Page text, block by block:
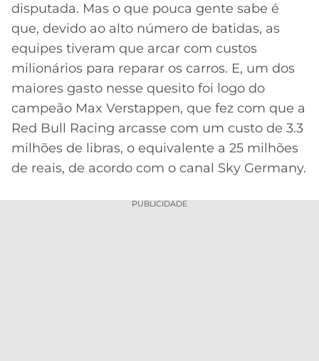
CÓDIGO
DE
INDICAÇÃO
BET365
CÓDIGO
BETANO
MELHORES
APPS
APOSTAS
CORINTHIANS
SÃO
PAULO
SANTOS
FLAMENGO
LIBERTADORES
COPA
BRASIL
PREMIER
LEAGUE
SUL-
MERCADO
DA
BOLA
PALPITES
disputada. Mas o que pouca gente sabe é
que, devido ao alto número de batidas, as
equipes tiveram que arcar com custos
milionários para reparar os carros. E, um dos
maiores gasto nesse quesito foi logo do
campeão Max Verstappen, que fez com que a
Red Bull Racing arcasse com um custo de 3.3
milhões de libras, o equivalente a 25 milhões
de reais, de acordo com o canal Sky Germany.
PUBLICIDADE